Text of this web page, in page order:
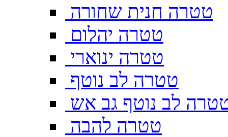
טטרה חנית שחורה
טטרה יהלום
טטרה ינוארי
טטרה לב נוטף
לב נוטף גב אש
טטרה להבה